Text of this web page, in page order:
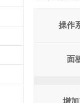
操作
面
增